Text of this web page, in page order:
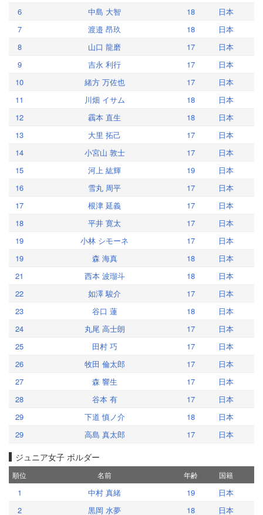
6
中島 大智 18
日本
7
渡邉 昂玖 18
日本
8
山口 龍磨 17
日本
9
吉永 利行 17
日本
10
緒方 万佐也 17
日本
11
川畑 イサム 18
日本
12
靏本 直生 18
日本
13
大里 拓己 17
日本
14
小宮山 敦士 17
日本
15
河上 紘輝 19
日本
16
雪丸 周平 17
日本
17
根津 延義 17
日本
18
平井 寛太 17
日本
19
小林 シモーネ 17
日本
19
森 海真 18
日本
21
西本 波瑠斗 18
日本
22
如澤 駿介 17
日本
23
谷口 蓮 18
日本
24
丸尾 高士朗 17
日本
25
田村 巧 17
日本
26
牧田 倫太郎 17
日本
27
森 響生 17
日本
28
谷本 有 17
日本
29
下道 慎ノ介 18
日本
29
高島 真太郎 17 日本
ジュニア女子 ボルダー
順位 名前 年齢 国籍
1 中村 真緒 19
日本
2
黒岡 水夢 18
日本